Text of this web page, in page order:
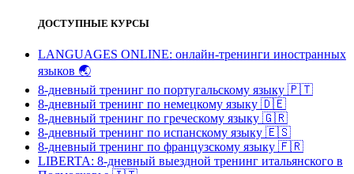
ДОСТУПНЫЕ КУРСЫ
LANGUAGES ONLINE: онлайн-тренинги иностранных
языков 🌏
8-дневный тренинг по португальскому языку 🇵🇹
8-дневный тренинг по немецкому языку 🇩🇪
8-дневный тренинг по греческому языку 🇬🇷
8-дневный тренинг по испанскому языку 🇪🇸
8-дневный тренинг по французскому языку 🇫🇷
LIBERTA: 8-дневный выездной тренинг итальянского в